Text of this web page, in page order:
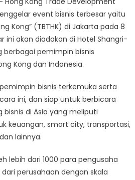
Business,
Think
Hong
Kong”
Event
Siap
Digelar
event bisnis terbesar yaitu
Kong” (TBTHK) di Jakarta pada 8
ini akan diadakan di Hotel Shangri-
berbagai pemimpin bisnis
Kong dan Indonesia.
bisnis terkemuka serta
ini, dan siap untuk berbicara
di Asia yang meliputi
keuangan, smart city, transportasi,
lainnya.
lebih dari 1000 para pengusaha
perusahaan dengan skala